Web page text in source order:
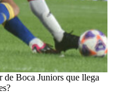
de Boca Juniors que llega